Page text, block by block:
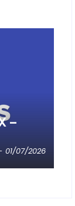
–
01/07/2026